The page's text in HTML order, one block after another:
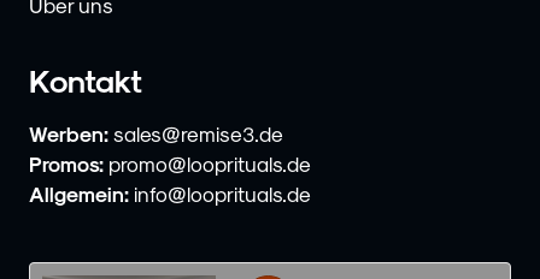
Kontakt
Werben: sales@remise3.de
Promos: promo@looprituals.de
Allgemein: info@looprituals.de